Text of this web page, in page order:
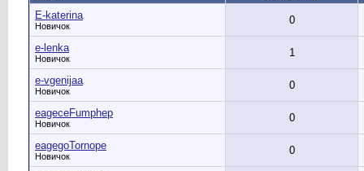
E-katerina
Новичок 0
e-lenka
Новичок 1
e-vgenijaa
Новичок 0
eageceFumphep
Новичок 0
eagegoTornope
Новичок 0